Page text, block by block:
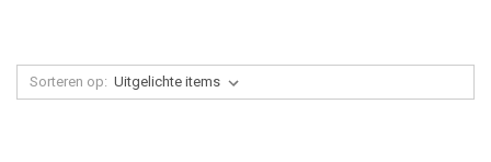
Sorteren op: